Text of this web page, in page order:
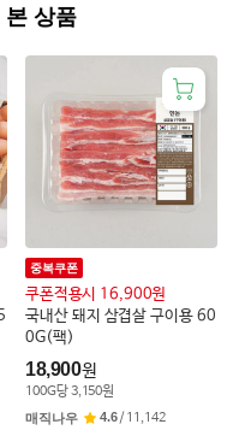
본 상품
국내산 돼지 삼겹살 구이용 60
0G(팩)
중복쿠폰
쿠폰적용시 16,900원
18,900원
100G당3,150원
매직나우
4.6/ 11,142